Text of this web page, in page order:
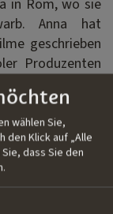
in Rom, wo sie
Anna hat
geschrieben
Produzenten
von IDM
für ihr
wählen Sie,
den Klick auf „Alle
dass Sie den